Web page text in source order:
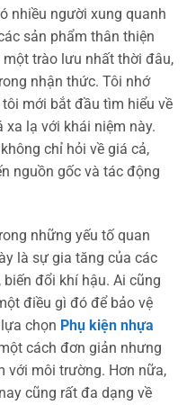
nhiều người xung quanh
sản phẩm thân thiện
trào lưu nhất thời đâu,
nhận thức. Tôi nhớ
mới bắt đầu tìm hiểu về
lạ với khái niệm này.
chỉ hỏi về giá cả,
nguồn gốc và tác động
những yếu tố quan
là sự gia tăng của các
đổi khí hậu. Ai cũng
điều gì đó để bảo vệ
chọn Phụ kiện nhựa
cách đơn giản nhưng
với môi trường. Hơn nữa,
cũng rất đa dạng về